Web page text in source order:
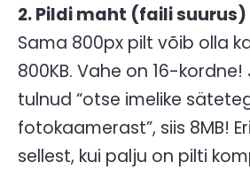
2. Pildi maht (faili suurus)
Sama 800px pilt võib olla
800KB. Vahe on 16-kordne!
tulnud “otse imelike
fotokaamerast”, siis 8MB!
sellest, kui palju on pilti